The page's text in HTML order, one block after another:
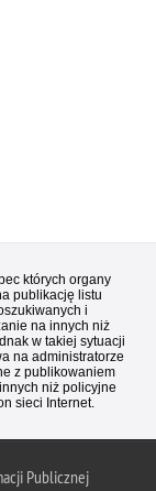
których organy
publikację listu
i
na innych niż
w takiej sytuacji
na administratorze
z publikowaniem
niż policyjne
sieci Internet.
Publicznej